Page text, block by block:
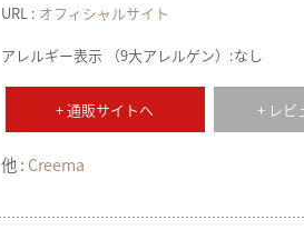
URL : オフィシャルサイト
アレルギー表示 （9大アレルゲン）:なし
+ 通販サイトへ + レビ
他 : Creema